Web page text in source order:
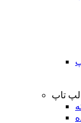
لپ تاپ